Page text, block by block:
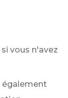
si vous n'avez
également